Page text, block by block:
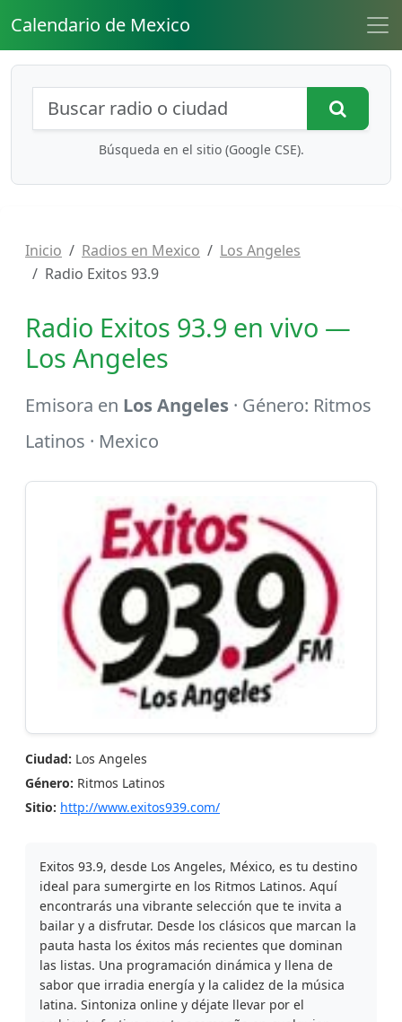
Calendario de Mexico
Búsqueda de radios y contenidos
Búsqueda en el sitio (Google CSE).
Inicio Radios en Mexico
Los Angeles
Radio Exitos 93.9
Radio Exitos 93.9 en vivo —
Los Angeles
Emisora en Los Angeles · Género: Ritmos
Latinos · Mexico
Ciudad: Los Angeles
Género: Ritmos Latinos
Sitio: http://www.exitos939.com/
Exitos 93.9, desde Los Angeles, México, es tu destino
ideal para sumergirte en los Ritmos Latinos. Aquí
encontrarás una vibrante selección que te invita a
bailar y a disfrutar. Desde los clásicos que marcan la
pauta hasta los éxitos más recientes que dominan
las listas. Una programación dinámica y llena de
sabor que irradia energía y la calidez de la música
latina. Sintoniza online y déjate llevar por el